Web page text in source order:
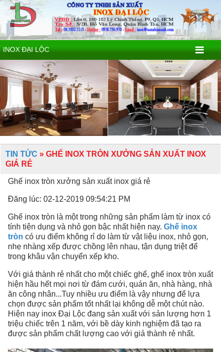
INOX ĐẠI LỘC
TIN TỨC » GHẾ INOX TRÒN XƯỞNG SẢN XUẤT INOX
GIÁ RẺ
Ghế inox tròn xưởng sản xuất inox giá rẻ
Đăng lúc: 02-12-2019 09:54:21 PM
Ghế inox tròn là một trong những sản phẩm làm từ inox có
tính tiện dụng và nhỏ gọn bậc nhất hiện nay. Ghế inox
tròn có ưu điểm không rỉ do làm từ vật liệu inox, nhỏ gọn,
nhẹ nhàng xếp được chồng lên nhau, tận dụng triệt để
trong khâu vận chuyển xếp kho.
Với giá thành rẻ nhất cho một chiếc ghế, ghế inox tròn xuất
hiện hầu hết mọi nơi từ đám cưới, quán ăn, nhà hàng, nhà
ăn công nhân...Tuy nhiều ưu điểm là vậy nhưng để lựa
chọn được sản phẩm tốt nhất lại không dễ một chút nào.
Hiện nay inox Đại Lộc đang sản xuất với sản lượng hơn 1
triệu chiếc trên 1 năm, với bề dày kinh nghiệm đã tạo ra
được sản phẩm chất lượng cao với giá thành rẻ nhất.